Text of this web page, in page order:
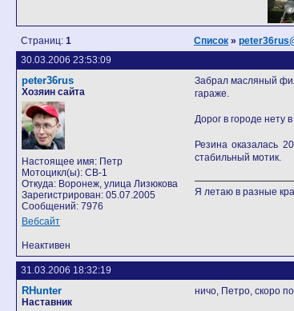
Страниц: 1 Список »
30.03.2006 23:53:09
peter36rus
Хозяин сайта
Настоящее имя: Петр
Мотоцикл(ы): CB-1
Откуда: Воронеж, улица Лизюкова
Зарегистрирован: 05.07.2005
Сообщений: 7976
Вебсайт
Забрал масляный
гараже.
Дорог в городе нету
Резина оказалась
стабильный мотик.
Я летаю в разные
Неактивен
31.03.2006 18:32:19
RHunter
Наставник
ничо, Петро, скоро